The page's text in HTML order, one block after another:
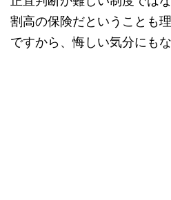
割高の保険だということも
ですから、悔しい気分にも